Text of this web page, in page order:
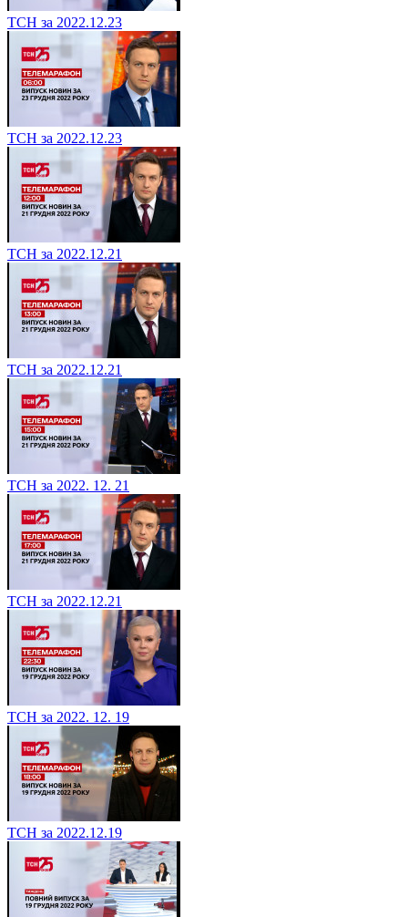
ТСН за 2022.12.23
ТСН за 2022.12.23
ТСН за 2022.12.21
ТСН за 2022.12.21
ТСН за 2022. 12. 21
ТСН за 2022.12.21
ТСН за 2022. 12. 19
ТСН за 2022.12.19